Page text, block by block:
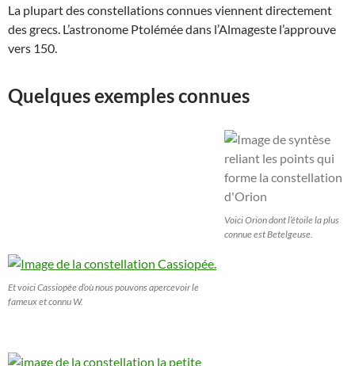
La plupart des constellations connues viennent directement
des grecs. L’astronome Ptolémée dans l’Almageste l’approuve
vers 150.
Quelques exemples connues
Voici Orion dont l’étoile la plus
connue est Betelgeuse.
Et voici Cassiopée d’où nous pouvons apercevoir le
fameux et connu W.